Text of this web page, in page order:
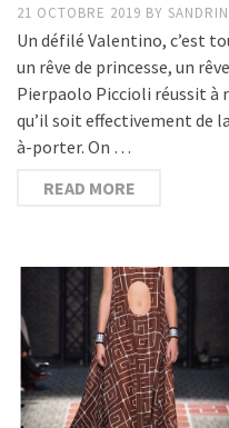
21 OCTOBRE 2019 BY
Un défilé Valentino, c’est
un rêve de princesse, un
Pierpaolo Piccioli réussit à
qu’il soit effectivement de
à-porter. On …
READ MORE